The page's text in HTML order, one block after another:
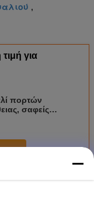
,
για
πορτών
σαφείς